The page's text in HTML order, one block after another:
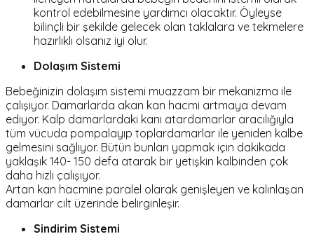
kontrol edebilmesine yardımcı olacaktır. Öyleyse
bilinçli bir şekilde gelecek olan taklalara ve tekmelere
hazırlıklı olsanız iyi olur.
Dolaşım Sistemi
Bebeğinizin dolaşım sistemi muazzam bir mekanizma ile
çalışıyor. Damarlarda akan kan hacmi artmaya devam
ediyor. Kalp damarlardaki kanı atardamarlar aracılığıyla
tüm vücuda pompalayıp toplardamarlar ile yeniden kalbe
gelmesini sağlıyor. Bütün bunları yapmak için dakikada
yaklaşık 140- 150 defa atarak bir yetişkin kalbinden çok
daha hızlı çalışıyor.
Artan kan hacmine paralel olarak genişleyen ve kalınlaşan
damarlar cilt üzerinde belirginleşir.
Sindirim Sistemi